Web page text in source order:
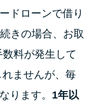
を借りるに
と工面法
でも審査に通
クか確かめる
ドローンで借り
きの場合、お取
料が発生して
ませんが、毎
ります。 1年以